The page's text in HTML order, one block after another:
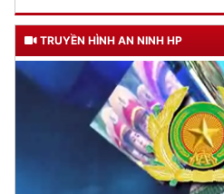
TRUYỀN HÌNH AN NINH HP